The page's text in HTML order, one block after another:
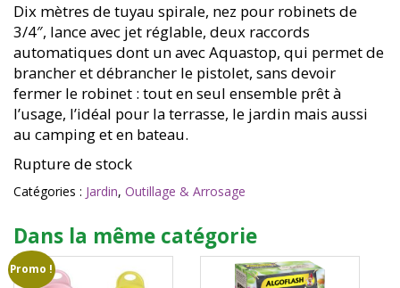
Dix mètres de tuyau spirale, nez pour robinets de
3/4″, lance avec jet réglable, deux raccords
automatiques dont un avec Aquastop, qui permet de
brancher et débrancher le pistolet, sans devoir
fermer le robinet : tout en seul ensemble prêt à
l’usage, l’idéal pour la terrasse, le jardin mais aussi
au camping et en bateau.
Rupture de stock
Catégories : Jardin, Outillage & Arrosage
Dans la même catégorie
Promo !